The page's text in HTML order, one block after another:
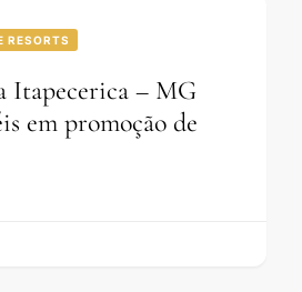
RESORTS
Itapecerica – MG
em promoção de